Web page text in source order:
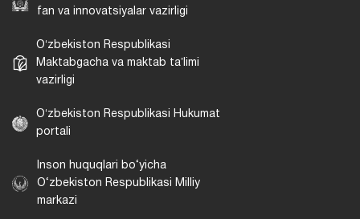
fan va innovatsiyalar vazirligi
Oʻzbekiston Respublikasi
Maktabgacha va maktab taʼlimi
vazirligi
Oʻzbekiston Respublikasi Hukumat
portali
Inson huquqlari bo‘yicha
O‘zbekiston Respublikasi Milliy
markazi